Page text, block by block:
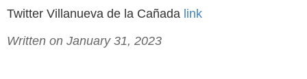
Twitter Villanueva de la Cañada link
Written on January 31, 2023